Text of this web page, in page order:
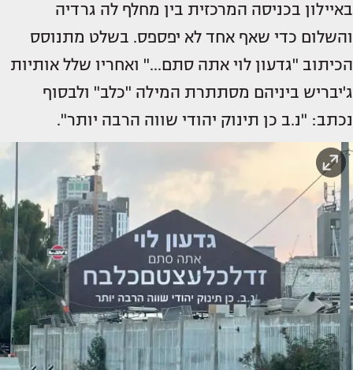
באיילון בכניסה המרכזית בין מחלף לה גרדיה
והשלום כדי שאף אחד לא יפספס. בשלט מתנוסס
הכיתוב "גדעון לוי אתה סתם..." ואחריו שלל אותיות
ג'יבריש ביניהם מסתתרת המילה "כלב" ולבסוף
נכתב: "נ.ב כן תינוק יהודי שווה הרבה יותר".